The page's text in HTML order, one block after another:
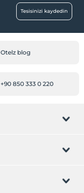
Tesisinizi kaydedin
Otelz blog
+90 850 333 0 220